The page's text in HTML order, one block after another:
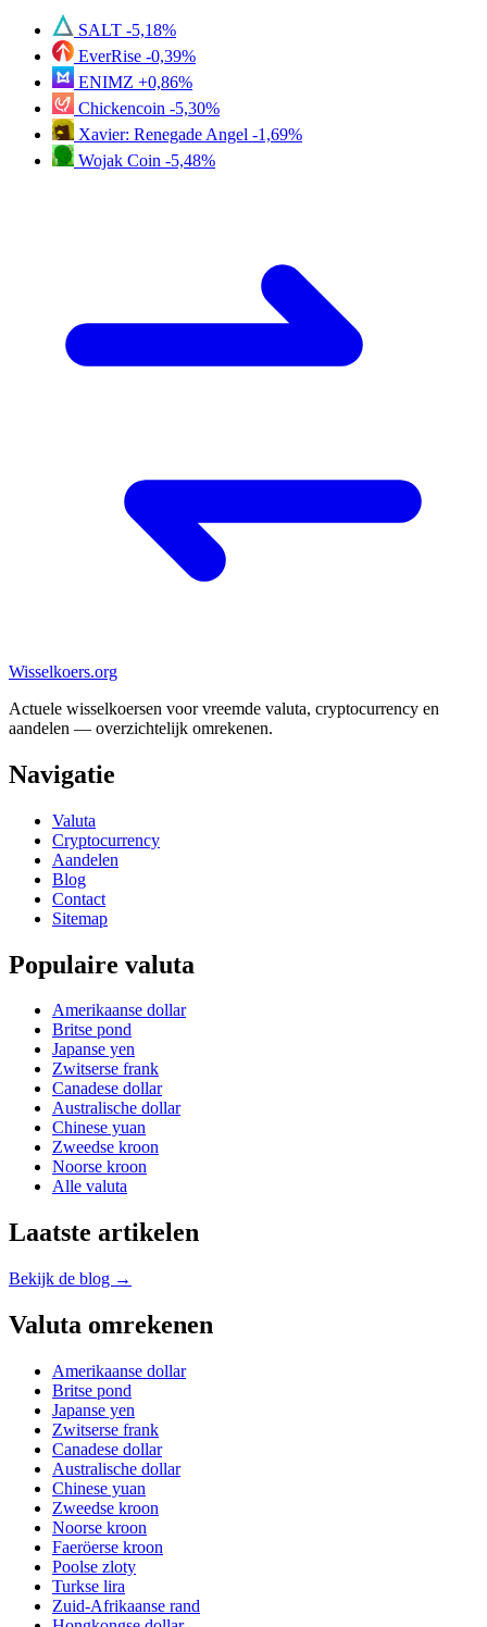
SALT -5,18%
EverRise -0,39%
ENIMZ +0,86%
Chickencoin -5,30%
Xavier: Renegade Angel -1,69%
Wojak Coin -5,48%
Wisselkoers.org
Actuele wisselkoersen voor vreemde valuta, cryptocurrency en
aandelen — overzichtelijk omrekenen.
Navigatie
Valuta
Cryptocurrency
Aandelen
Blog
Contact
Sitemap
Populaire valuta
Amerikaanse dollar
Britse pond
Japanse yen
Zwitserse frank
Canadese dollar
Australische dollar
Chinese yuan
Zweedse kroon
Noorse kroon
Alle valuta
Laatste artikelen
Bekijk de blog →
Valuta omrekenen
Amerikaanse dollar
Britse pond
Japanse yen
Zwitserse frank
Canadese dollar
Australische dollar
Chinese yuan
Zweedse kroon
Noorse kroon
Faeröerse kroon
Poolse zloty
Turkse lira
Zuid-Afrikaanse rand